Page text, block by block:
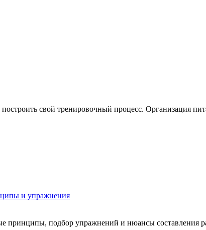
свой тренировочный процесс. Организация
и упражнения
принципы, подбор упражнений и нюансы составления